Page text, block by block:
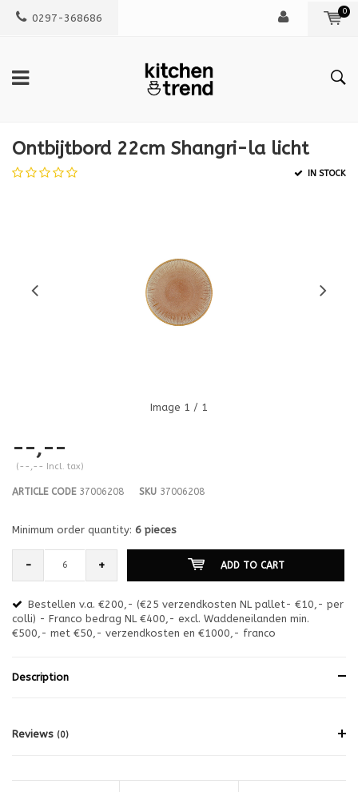
0297-368686
0
Ontbijtbord 22cm Shangri-la licht
IN STOCK
Image 1 / 1
--,--
(--,-- Incl. tax)
ARTICLE CODE37006208 SKU 37006208
Minimum order quantity: 6 pieces
- + ADD TO CART
Bestellen v.a. €200,- (€25 verzendkosten NL pallet- €10,- per
colli) - Franco bedrag NL €400,- excl. Waddeneilanden min.
€500,- met €50,- verzendkosten en €1000,- franco
Description
Reviews (0)